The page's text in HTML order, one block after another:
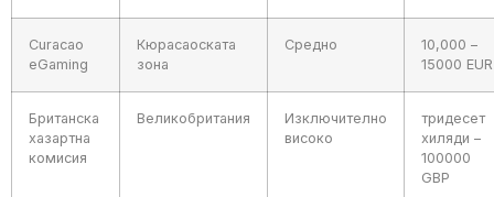
Curacao
eGaming
Кюрасаоската
зона
Средно
10,000 –
15000 EUR
Британска
хазартна
комисия
Великобритания
Изключително
високо
тридесет
хиляди –
100000
GBP